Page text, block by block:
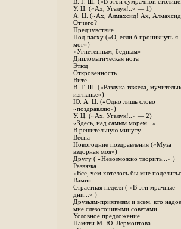
В. Г. Ш. («В этой сумрачной
У. Ц. («Ах, Угалук!..» — 1)
А. Ц. («Ах, Алмахсид! Ах,
Отчего?
Предчувствие
Под пасху («О, если б проникнуть я
мог»)
«Угнетенным, бедным»
Дипломатическая нота
Этюд
Откровенность
Вите
B. Г. Ш. («Разлука тяжела,
изгнанье»)
Ю. А. Ц. («Одно лишь слово
«поздравляю»)
У. Ц. («Ах, Угалук!..» — 2)
«Здесь, над самым морем...»
В решительную минуту
Весна
Новогодние поздравления («Муза
вздорная моя»)
Другу ( «Невозможно творить...» )
Развязка
«Все, чем хотелось бы мне
Вами»
Страстная неделя ( «В эти мрачные
дни...» )
Друзьям-приятелям и всем, кто
мне слезоточивыми советами
Условное предложение
Памяти М. Ю. Лермонтова